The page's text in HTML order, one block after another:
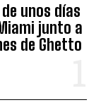
unos días
junto a
de Ghetto